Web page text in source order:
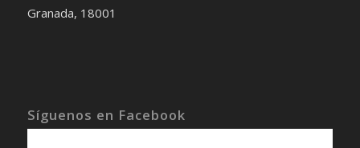
Granada, 18001
Síguenos en Facebook